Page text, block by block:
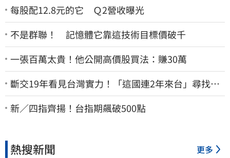
每股配12.8元的它 Ｑ2營收曝光
不是群聯！ 記憶體它靠這技術目標價破千
一張百萬太貴！他公開高價股買法：賺30萬
斷交19年看見台灣實力！「這國連2年來台」尋找商
機
新／四指齊揚！台指期飆破500點
熱搜新聞 更多